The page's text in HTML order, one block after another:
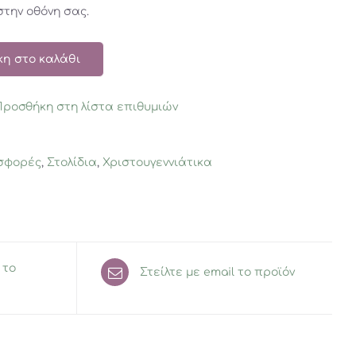
οθόνη σας.
στο καλάθι
στη λίστα επιθυμιών
, Στολίδια, Χριστουγεννιάτικα
Στείλτε με email το προϊόν